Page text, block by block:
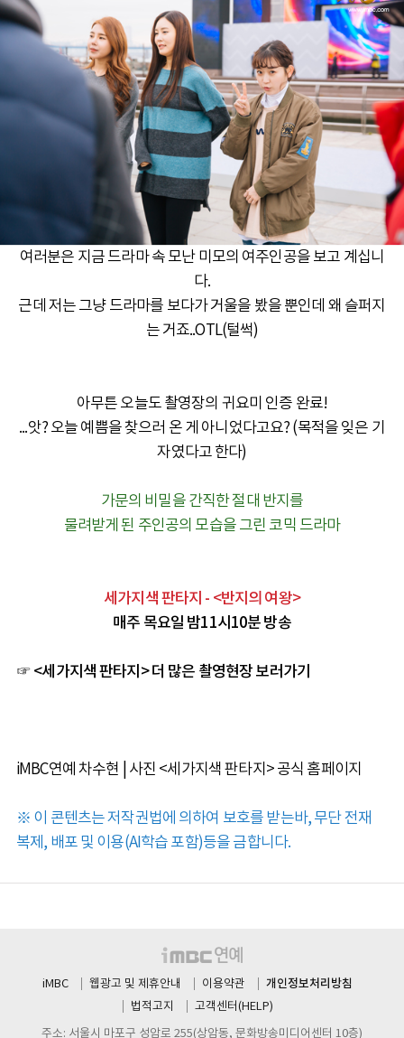
여러분은 지금 드라마 속 모난 미모의 여주인공을 보고 계십니
다.
근데 저는 그냥 드라마를 보다가 거울을 봤을 뿐인데 왜 슬퍼지
는 거죠..OTL(털썩)
아무튼 오늘도 촬영장의 귀요미 인증 완료!
...앗? 오늘 예쁨을 찾으러 온 게 아니었다고요? (목적을 잊은 기
자였다고 한다)
가문의 비밀을 간직한 절대 반지를
물려받게 된 주인공의 모습을 그린 코믹 드라마
세가지색 판타지 - <반지의 여왕>
매주 목요일 밤11시10분 방송
☞ <세가지색 판타지> 더 많은 촬영현장 보러가기
iMBC연예 차수현 | 사진 <세가지색 판타지> 공식 홈페이지
※ 이 콘텐츠는 저작권법에 의하여 보호를 받는바, 무단 전재
복제, 배포 및 이용(AI학습 포함)등을 금합니다.
iMBC 웹광고 및 제휴안내 이용약관 개인정보처리방침
법적고지
고객센터(HELP)
주소: 서울시 마포구 성암로 255(상암동, 문화방송미디어센터 10층)